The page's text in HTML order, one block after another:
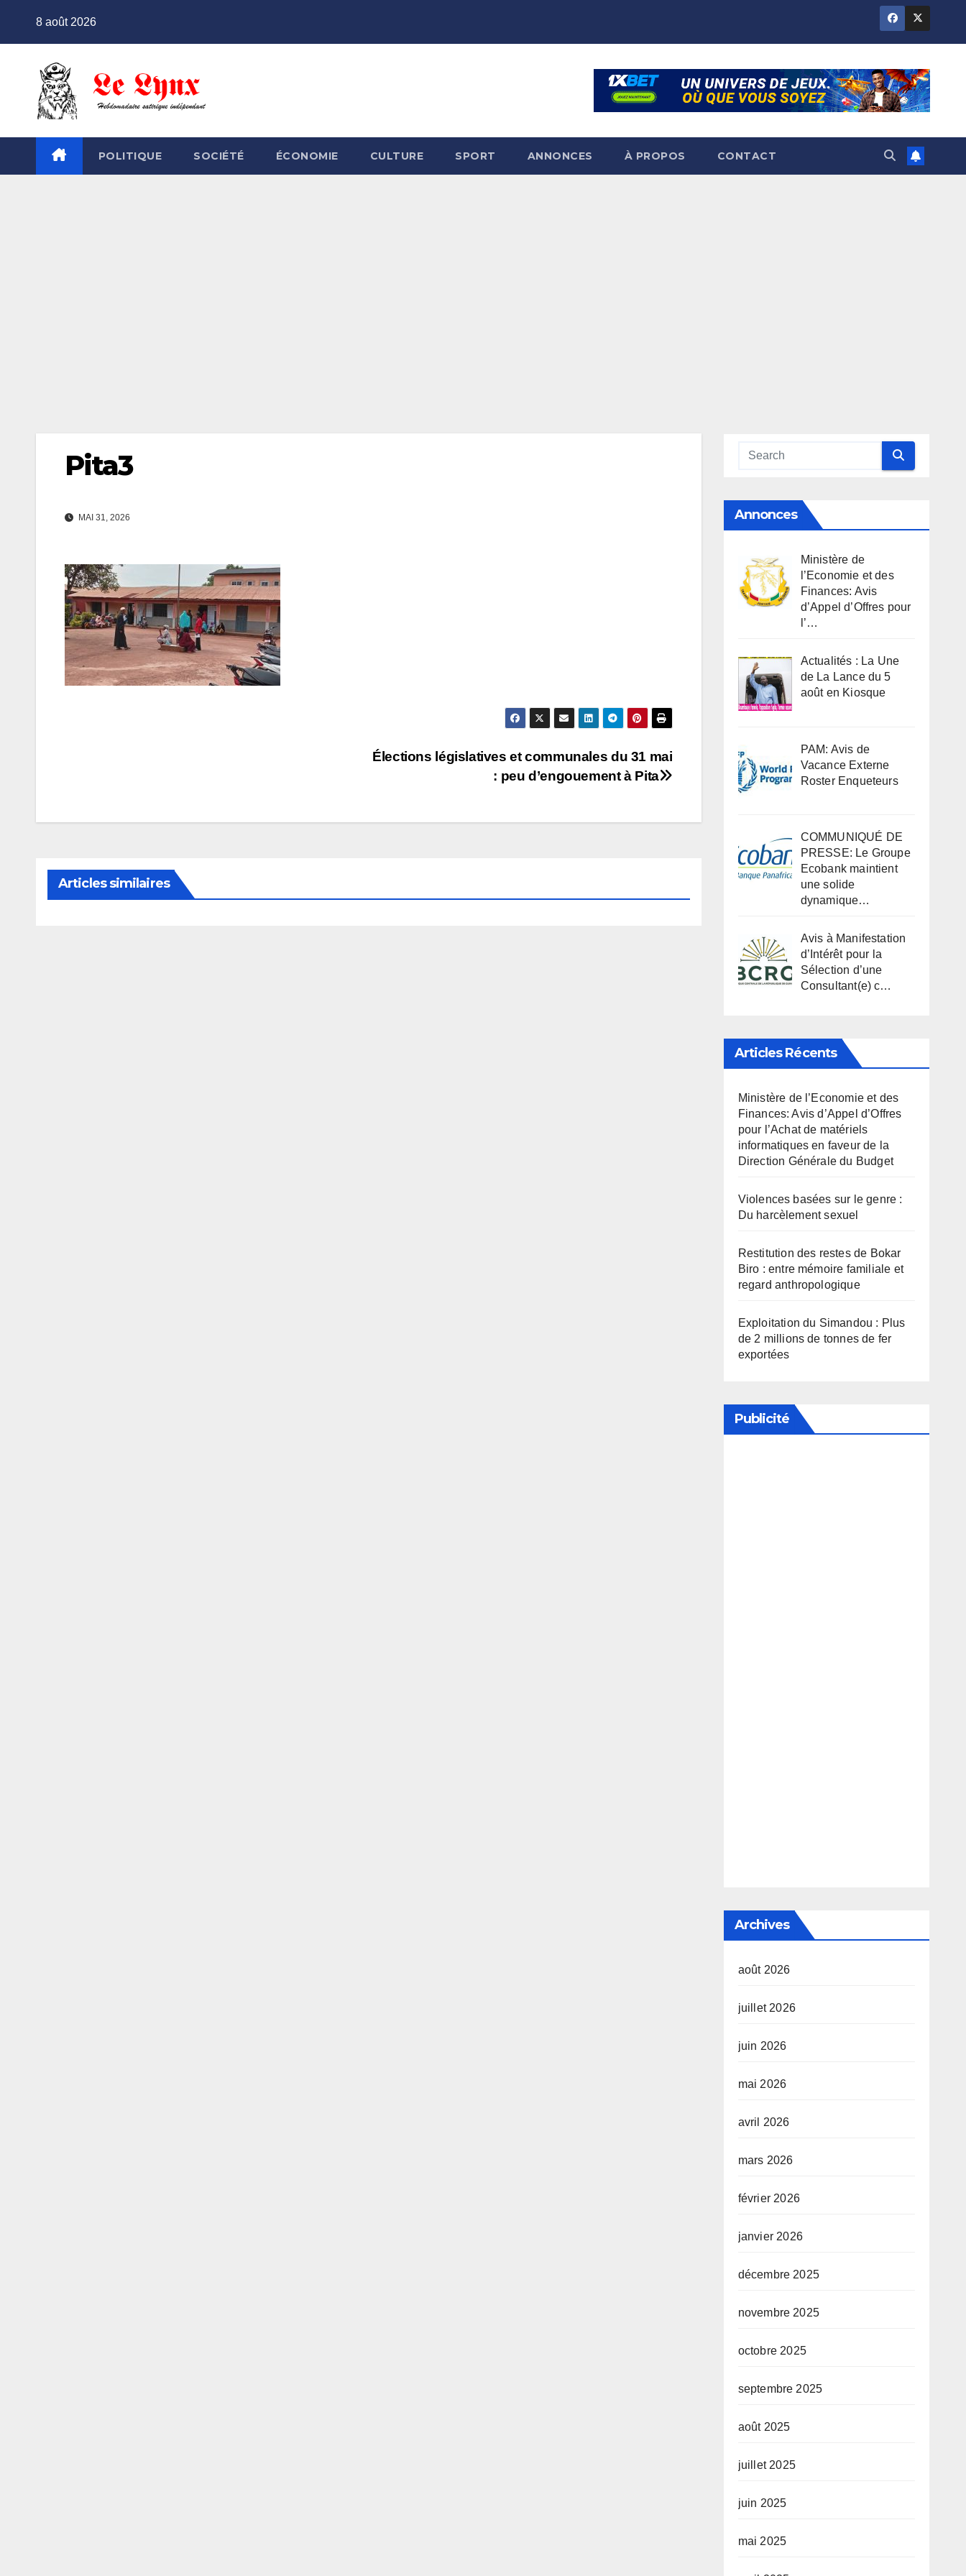
8 août 2026
POLITIQUE SOCIÉTÉ ÉCONOMIE CULTURE SPORT ANNONCES À PROPOS CONTACT
Pita3
MAI 31, 2026
l’article
Élections législatives et communales du 31 mai
: peu d’engouement à Pita
Articles similaires
Annonces
Ministère de
l’Economie et des
Finances: Avis
d’Appel d’Offres pour
l’…
Actualités : La Une
de La Lance du 5
août en Kiosque
PAM: Avis de
Vacance Externe
Roster Enqueteurs
COMMUNIQUÉ DE
PRESSE: Le Groupe
Ecobank maintient
une solide
dynamique…
Avis à Manifestation
d’Intérêt pour la
Sélection d’une
Consultant(e) c…
Articles Récents
Ministère de l’Economie et des
Finances: Avis d’Appel d’Offres
pour l’Achat de matériels
informatiques en faveur de la
Direction Générale du Budget
Violences basées sur le genre :
Du harcèlement sexuel
Restitution des restes de Bokar
Biro : entre mémoire familiale et
regard anthropologique
Exploitation du Simandou : Plus
de 2 millions de tonnes de fer
exportées
Publicité
Archives
août 2026
juillet 2026
juin 2026
mai 2026
avril 2026
mars 2026
février 2026
janvier 2026
décembre 2025
novembre 2025
octobre 2025
septembre 2025
août 2025
juillet 2025
juin 2025
mai 2025